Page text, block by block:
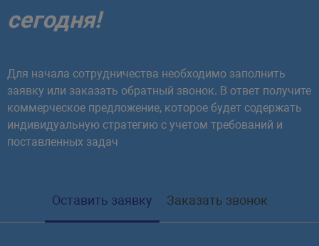
сегодня!
Для начала сотрудничества необходимо заполнить
заявку или заказать обратный звонок. В ответ получите
коммерческое предложение, которое будет содержать
индивидуальную стратегию с учетом требований и
поставленных задач
Оставить заявку Заказать звонок